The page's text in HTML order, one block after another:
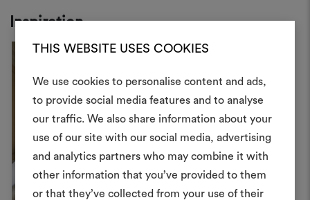
THIS WEBSITE USES COOKIES
We use cookies to personalise content and ads,
to provide social media features and to analyse
our traffic. We also share information about your
use of our site with our social media, advertising
and analytics partners who may combine it with
other information that you’ve provided to them
or that they’ve collected from your use of their
Inspiration
Ein
erstellen
Ein interaktives Tool, mit
Ideen zum Leben
anderen teilen können,